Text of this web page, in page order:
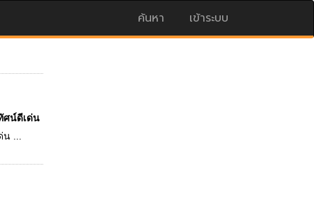
ค้นหา เข้าระบบ
ศน์ดีเด่น
...